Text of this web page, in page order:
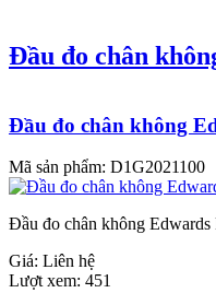
Đầu đo chân
Đầu đo chân không
Mã sản phẩm: D1G2021100
Đầu đo chân không
Giá: Liên hệ
Lượt xem: 451